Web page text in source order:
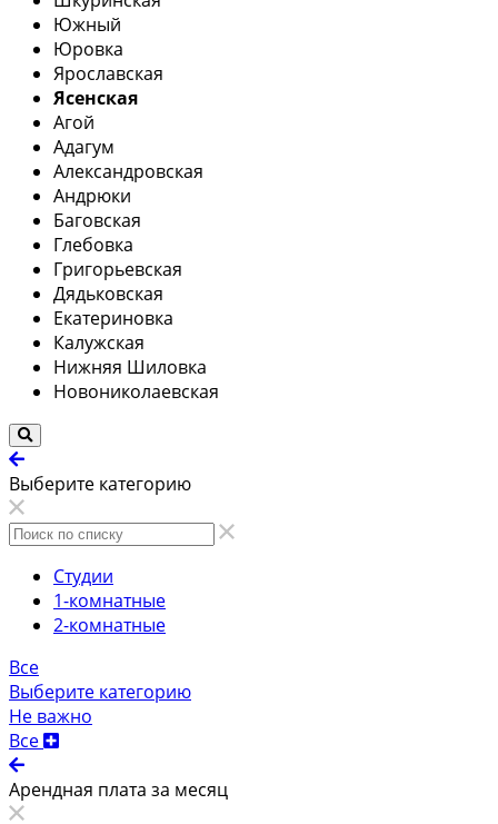
Южный
Юровка
Ярославская
Ясенская
Агой
Адагум
Александровская
Андрюки
Баговская
Глебовка
Григорьевская
Дядьковская
Екатериновка
Калужская
Нижняя Шиловка
Новониколаевская
Выберите категорию
Студии
1-комнатные
2-комнатные
Все
Выберите категорию
Не важно
Все
Арендная плата за месяц